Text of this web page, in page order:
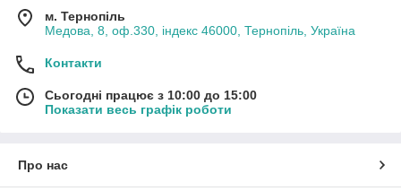
м. Тернопіль
Медова, 8, оф.330, індекс 46000, Тернопіль, Україна
Контакти
Сьогодні працює з 10:00 до 15:00
Показати весь графік роботи
Про нас